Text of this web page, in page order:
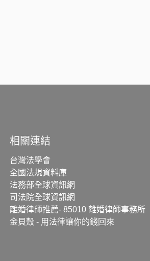
相關連結
台灣法學會
全國法規資料庫
法務部全球資訊網
司法院全球資訊網
離婚律師推薦- 85010 離婚律師事務所
金貝殼 - 用法律讓你的錢回來